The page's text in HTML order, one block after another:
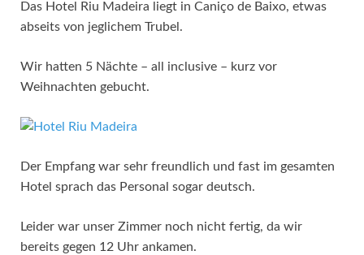
Das Hotel Riu Madeira liegt in Caniço de Baixo, etwas
abseits von jeglichem Trubel.
Wir hatten 5 Nächte – all inclusive – kurz vor
Weihnachten gebucht.
Der Empfang war sehr freundlich und fast im gesamten
Hotel sprach das Personal sogar deutsch.
Leider war unser Zimmer noch nicht fertig, da wir
bereits gegen 12 Uhr ankamen.